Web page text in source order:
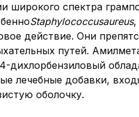
широкого спектра
Staphylococcusaureus,
действие. Они
путей.
лечебные добавки,
оболочку.